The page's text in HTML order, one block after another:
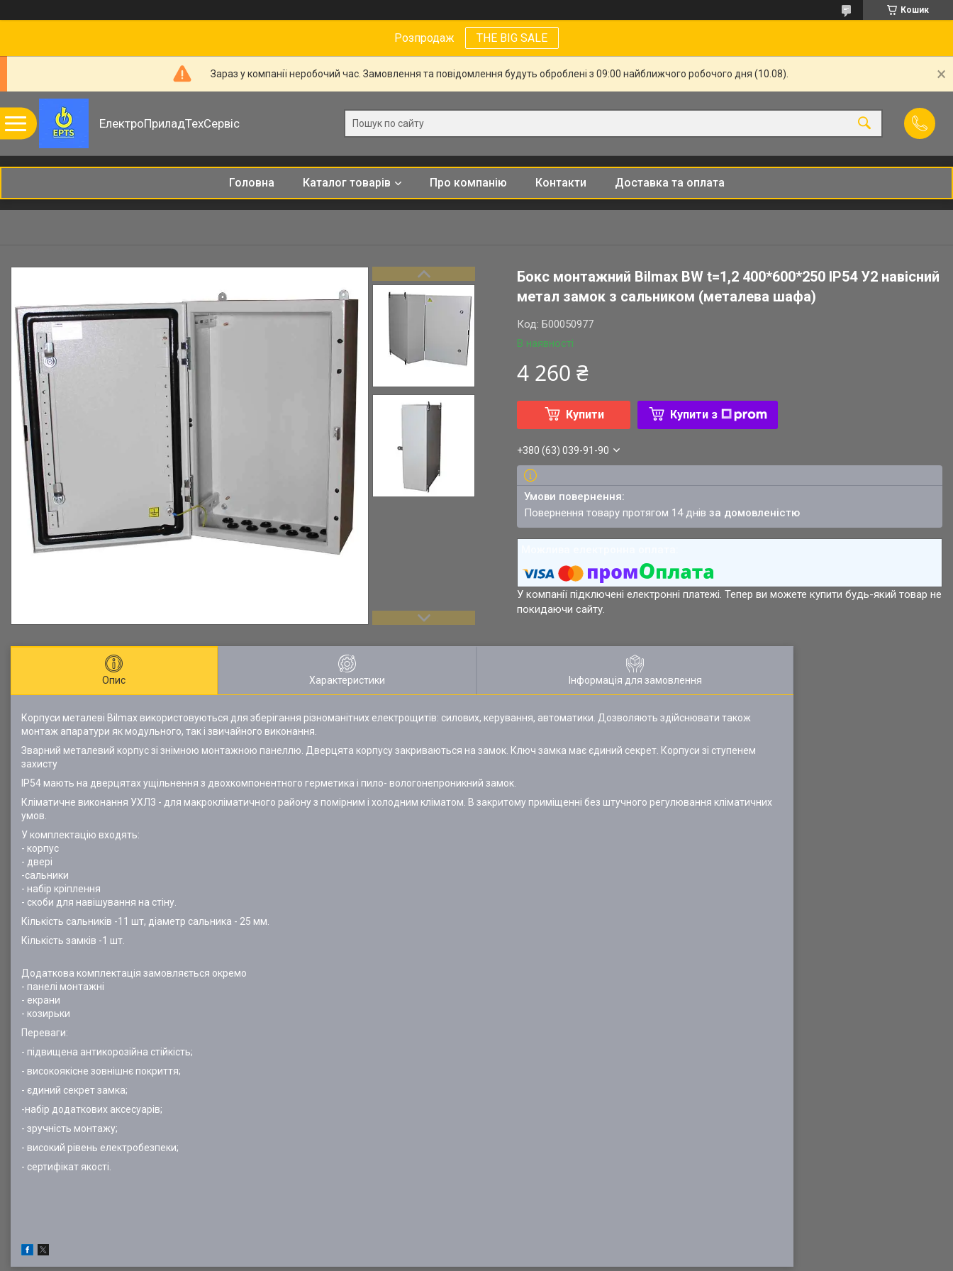
Кошик
Розпродаж THE BIG SALE
Зараз у компанії неробочий час. Замовлення та повідомлення будуть оброблені з 09:00 найближчого робочого дня (10.08).
ЕлектроПриладТехСервіс
Головна Каталог товарів Про компанію Контакти Доставка та оплата
Бокс монтажний Bilmax BW t=1,2 400*600*250 IP54 У2 навісний
метал замок з сальником (металева шафа)
В наявності
Код:Б00050977
4 260 ₴
Купити Купити з
+380 (63) 039-91-90
повернення товару протягом 14 днівза домовленістю
У компанії підключені електронні платежі. Тепер ви можете купити будь-який товар не
покидаючи сайту.
Опис Характеристики Інформація для замовлення
Корпуси металеві Bilmax використовуються для зберігання різноманітних електрощитів: силових, керування, автоматики. Дозволяють здійснювати також
монтаж апаратури як модульного, так і звичайного виконання.
Зварний металевий корпус зі знімною монтажною панеллю. Дверцята корпусу закриваються на замок. Ключ замка має єдиний секрет. Корпуси зі ступенем
захисту
IP54 мають на дверцятах ущільнення з двохкомпонентного герметика і пило- вологонепроникний замок.
Кліматичне виконання УХЛ3 - для макрокліматичного району з помірним і холодним кліматом. В закритому приміщенні без штучного регулювання кліматичних
умов.
У комплектацію входять:
- корпус
- двері
-сальники
- набір кріплення
- скоби для навішування на стіну.
Кількість сальників -11 шт, діаметр сальника - 25 мм.
Кількість замків -1 шт.
Додаткова комплектація замовляється окремо
- панелі монтажні
- екрани
- козирьки
Переваги:
- підвищена антикорозійна стійкість;
- високоякісне зовнішнє покриття;
- єдиний секрет замка;
-набір додаткових аксесуарів;
- зручність монтажу;
- високий рівень електробезпеки;
- сертифікат якості.